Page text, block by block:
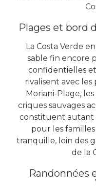
Plages et bord
La Costa Verde
sable fin encore
confidentielles
rivalisent avec
Moriani-Plage,
criques sauvages
constituent autant
pour les
tranquille, loin des
de la
Randonnées